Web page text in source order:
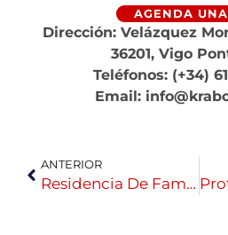
AGENDA
Dirección: Velázquez
36201, Vigo
Teléfonos: (+34)
Email:
ANTERIOR
Residencia De Familiar De Ciudadano De La UE En España: Requisitos Y Procedimiento